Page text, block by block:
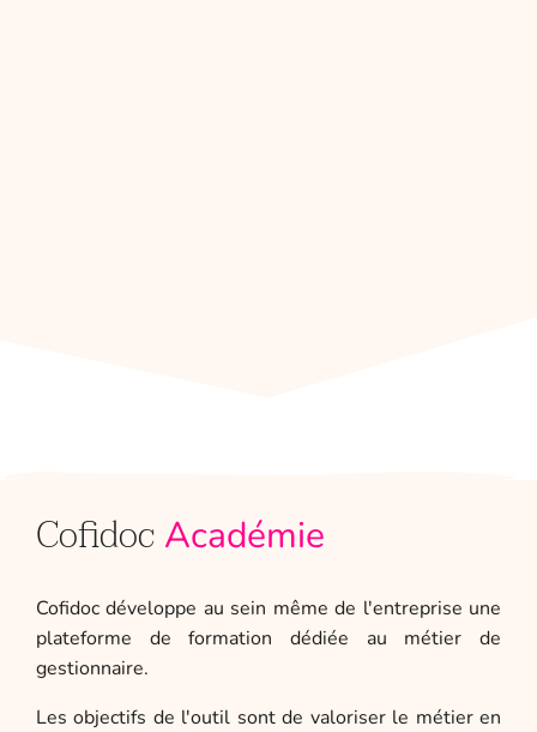
Cofidoc Académie
Cofidoc développe au sein même de l'entreprise une
plateforme de formation dédiée au métier de
gestionnaire.
Les objectifs de l'outil sont de valoriser le métier en